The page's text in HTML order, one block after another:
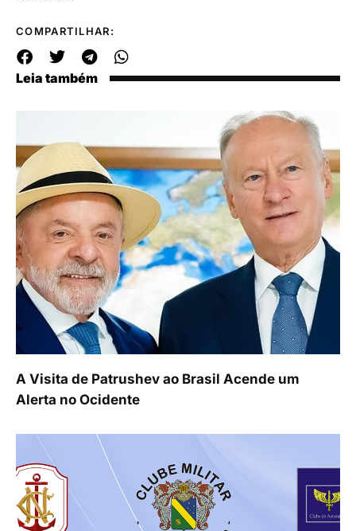
COMPARTILHAR:
Leia também
A Visita de Patrushev ao Brasil Acende um
Alerta no Ocidente